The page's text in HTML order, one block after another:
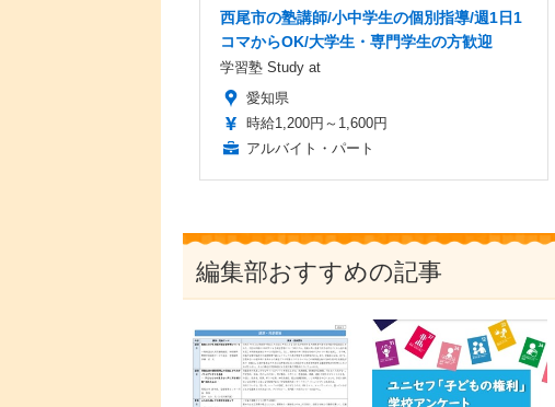
西尾市の塾講師/小中学生の個別指導/週1日1
コマからOK/大学生・専門学生の方歓迎
学習塾 Study at
愛知県
時給1,200円～1,600円
アルバイト・パート
編集部おすすめの記事